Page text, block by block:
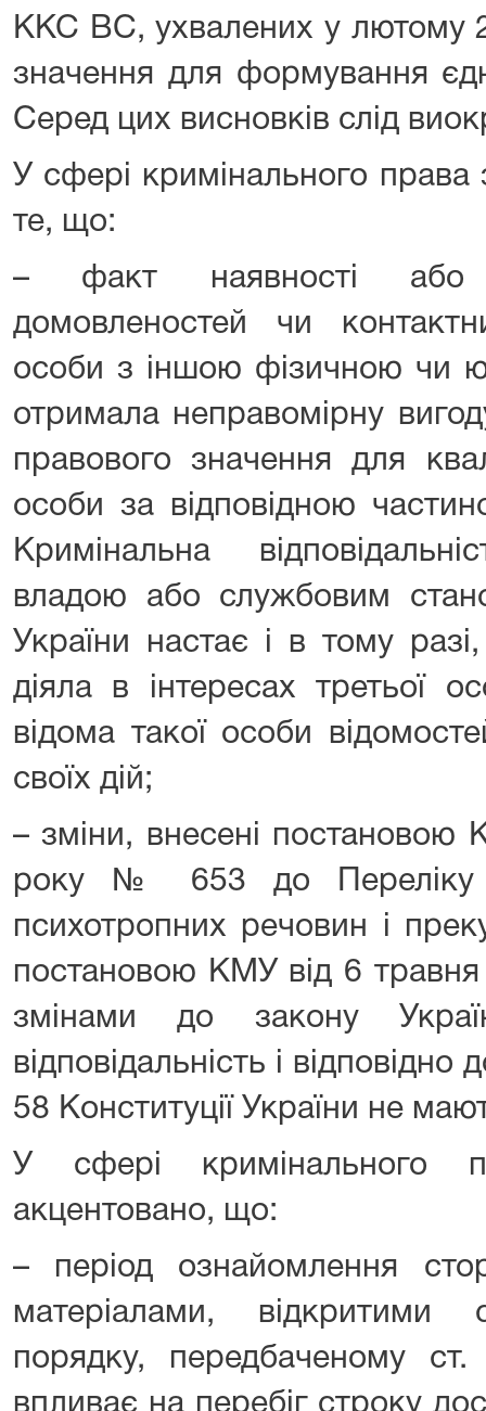
ККС ВС, ухвалених у лютому
значення для формування
Серед цих висновків слід
У сфері кримінального
те, що:
– факт наявності або
домовленостей чи
особи з іншою фізичною чи
отримала неправомірну
правового значення для
особи за відповідною
Кримінальна
владою або службовим
України настає і в тому
діяла в інтересах третьої
відома такої особи
своїх дій;
– зміни, внесені постановою
року № 653 до Переліку
психотропних речовин і
постановою КМУ від 6
змінами до закону
відповідальність і
58 Конституції України не
У сфері кримінального
акцентовано, що:
– період ознайомлення
матеріалами,
порядку, передбаченому
впливає на перебіг строку